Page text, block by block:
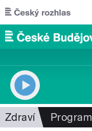
Přejít k hlavnímu obsahu
Zdraví Program